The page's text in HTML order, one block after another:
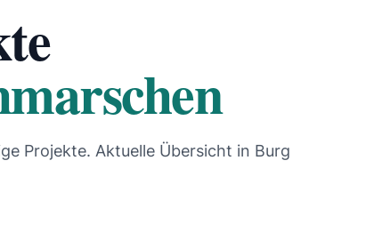
Projekte. Aktuelle Übersicht in Burg